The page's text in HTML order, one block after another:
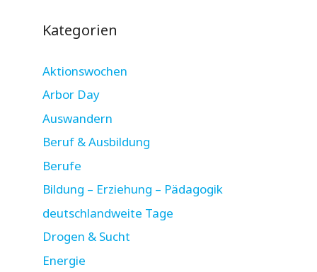
Kategorien
Aktionswochen
Arbor Day
Auswandern
Beruf & Ausbildung
Berufe
Bildung – Erziehung – Pädagogik
deutschlandweite Tage
Drogen & Sucht
Energie